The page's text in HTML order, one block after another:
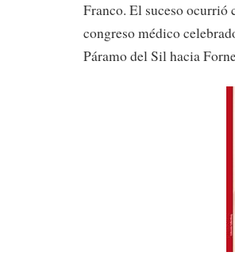
Franco. El suceso ocurrió
congreso médico
Páramo del Sil hacia